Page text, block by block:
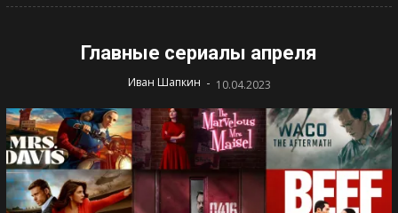
Главные сериалы апреля
Иван Шапкин - 10.04.2023